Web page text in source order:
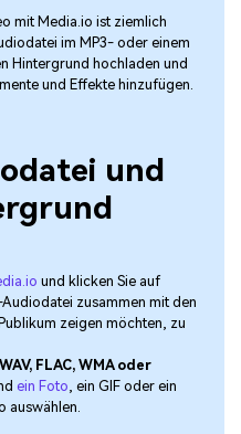
mit Media.io ist ziemlich
im MP3- oder einem
Hintergrund hochladen und
und Effekte hinzufügen.
und
und klicken Sie auf
zusammen mit den
zeigen möchten, zu
FLAC, WMA oder
ein Foto, ein GIF oder ein
auswählen.